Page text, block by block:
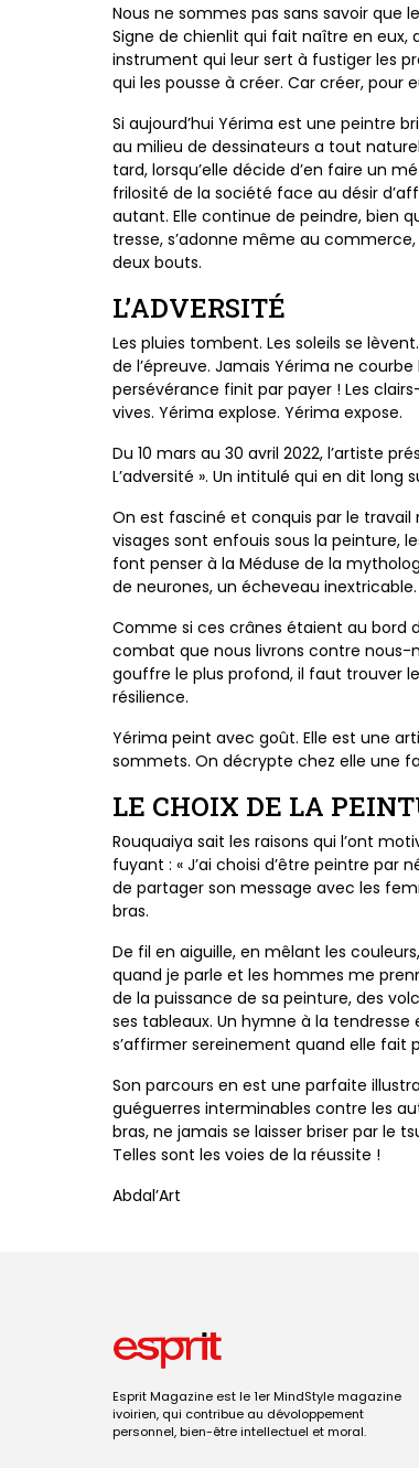
Nous ne sommes pas sans savoir que
Signe de chienlit qui fait naître en eux,
instrument qui leur sert à fustiger les
qui les pousse à créer. Car créer, pour
Si aujourd’hui Yérima est une peintre
au milieu de dessinateurs a tout
tard, lorsqu’elle décide d’en faire un
frilosité de la société face au désir
autant. Elle continue de peindre, bien
tresse, s’adonne même au
deux bouts.
L’ADVERSITÉ
Les pluies tombent. Les soleils se
de l’épreuve. Jamais Yérima ne
persévérance finit par payer ! Les
vives. Yérima explose. Yérima expose.
Du 10 mars au 30 avril 2022, l’artiste
L’adversité ». Un intitulé qui en dit long
On est fasciné et conquis par le travail
visages sont enfouis sous la peinture,
font penser à la Méduse de la
de neurones, un écheveau inextricable.
Comme si ces crânes étaient au bord
combat que nous livrons contre nous-
gouffre le plus profond, il faut trouver
résilience.
Yérima peint avec goût. Elle est une
sommets. On décrypte chez elle une
LE CHOIX DE LA
Rouquaiya sait les raisons qui l’ont
fuyant : « J’ai choisi d’être peintre par
de partager son message avec les
bras.
De fil en aiguille, en mêlant les
quand je parle et les hommes me
de la puissance de sa peinture, des
ses tableaux. Un hymne à la
s’affirmer sereinement quand elle fait
Son parcours en est une parfaite
guéguerres interminables contre les
bras, ne jamais se laisser briser par le
Telles sont les voies de la réussite !
Abdal’Art
Esprit Magazine est le 1er MindStyle magazine
ivoirien, qui contribue au dévoloppement
personnel, bien-être intellectuel et moral.